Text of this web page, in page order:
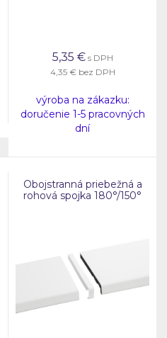
5,35 € s DPH
4,35 € bez DPH
výroba na zákazku:
doručenie 1-5 pracovných
dní
Obojstranná priebežná a
rohová spojka 180°/150°